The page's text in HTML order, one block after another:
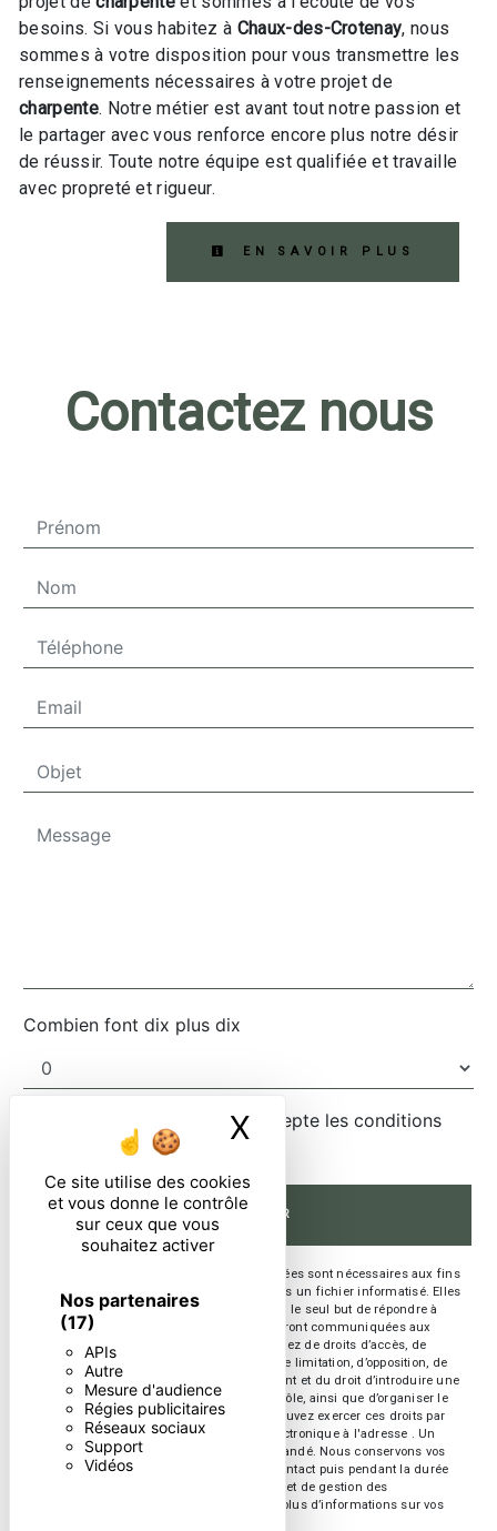
Ce site utilise des cookies
et vous donne le contrôle
sur ceux que vous
souhaitez activer
Nos partenaires
(17)
APIs
Autre
Mesure d'audience
Régies publicitaires
Réseaux sociaux
Support
Vidéos
X Masquer le
besoins. Si vous habitez à Chaux-des-Crotenay, nous
sommes à votre disposition pour vous transmettre les
renseignements nécessaires à votre projet de
charpente. Notre métier est avant tout notre passion et
le partager avec vous renforce encore plus notre désir
de réussir. Toute notre équipe est qualifiée et travaille
avec propreté et rigueur.
EN SAVOIR PLUS
Contactez nous
Combien font dix plus dix
En cochant cette case, j'accepte les conditions
particulières ci-dessous **
ENVOYER
** Les données personnelles communiquées sont nécessaires aux fins
de vous contacter et sont enregistrées dans un fichier informatisé. Elles
sont destinées à et ses sous-traitants dans le seul but de répondre à
votre message. Les données collectées seront communiquées aux
seuls destinataires suivants: . Vous disposez de droits d’accès, de
rectification, d’effacement, de portabilité, de limitation, d’opposition, de
retrait de votre consentement à tout moment et du droit d’introduire une
réclamation auprès d’une autorité de contrôle, ainsi que d’organiser le
sort de vos données post-mortem. Vous pouvez exercer ces droits par
voie postale à l'adresse ou par courrier électronique à l'adresse . Un
justificatif d'identité pourra vous être demandé. Nous conservons vos
données pendant la période de prise de contact puis pendant la durée
de prescription légale aux fins probatoires et de gestion des
contentieux. Consultez le site cnil.fr pour plus d’informations sur vos